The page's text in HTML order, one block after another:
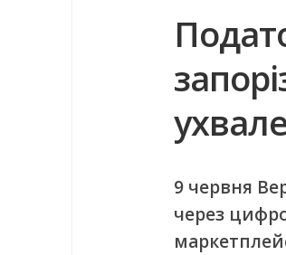
9 червня
через